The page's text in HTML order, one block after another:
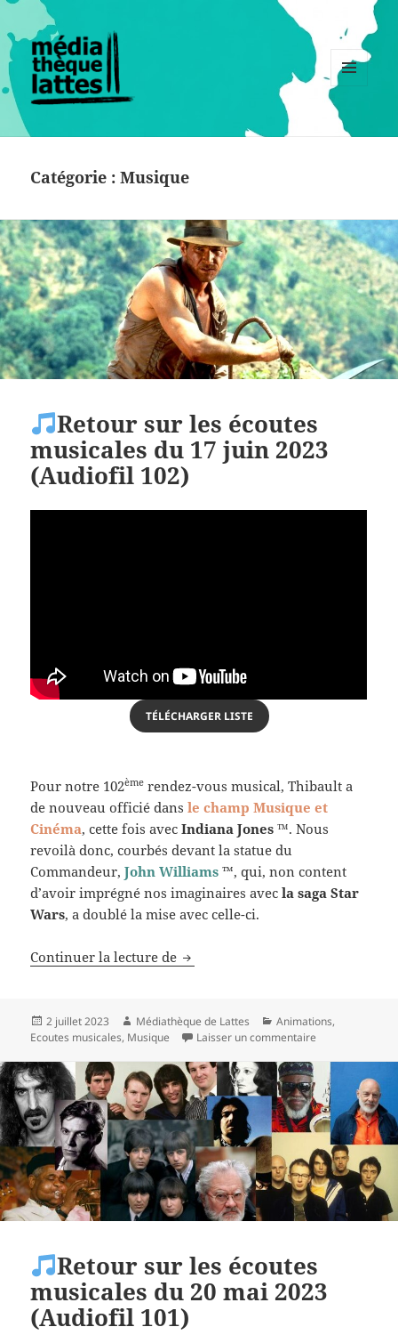
MENU
WIDGETS
Catégorie :Musique
Retour sur les écoutes
musicales du 17 juin 2023
(Audiofil 102)
TÉLÉCHARGER LISTE
Pour notre 102ème rendez-vous musical, Thibault a
de nouveau officié dansle champ Musique et
Cinéma, cette fois avecIndiana Jones ™. Nous
revoilà donc, courbés devant la statue du
Commandeur,John Williams ™, qui, non content
d’avoir imprégné nos imaginaires avecla saga Star
Wars, a doublé la mise avec celle-ci.
Continuer la lecture de Retour sur les écoutes
Publié
le
2 juillet 2023 Auteur
Médiathèque de Lattes Catégories
Animations,
Ecoutes musicales, Musique Laisser un commentaire
Retour sur les écoutes
musicales du 20 mai 2023
(Audiofil 101)